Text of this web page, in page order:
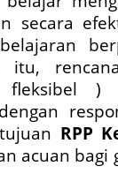
secara
fleksibel )
RPP
acuan bagi